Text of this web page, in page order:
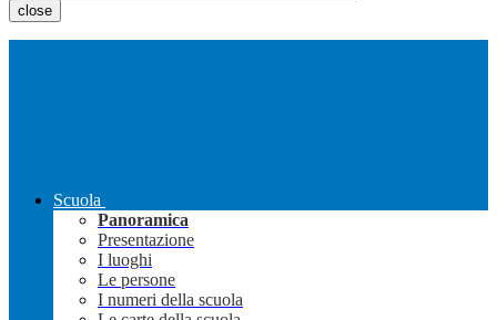
close
Scuola
Panoramica
Presentazione
I luoghi
Le persone
I numeri della scuola